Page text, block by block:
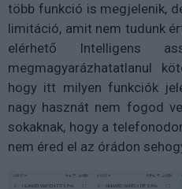
több funkció is megjelenik,
limitáció, amit nem tudunk
elérhető Intelligens
megmagyarázhatatlanul
hogy itt milyen funkciók
nagy hasznát nem fogod
sokaknak, hogy a
nem éred el az órádon